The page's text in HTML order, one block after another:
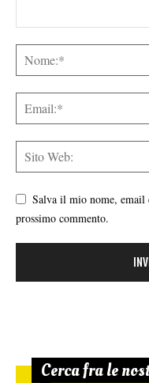
Salva il mio nome,
prossimo commento.
Cerca fra le